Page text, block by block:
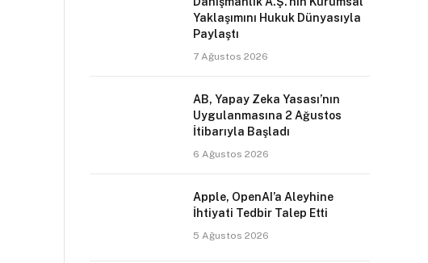
Yaklaşımını Hukuk Dünyasıyla
Paylaştı
7 Ağustos 2026
AB, Yapay Zeka Yasası’nın
Uygulanmasına 2 Ağustos
İtibarıyla Başladı
6 Ağustos 2026
Apple, OpenAI’a Aleyhine
İhtiyati Tedbir Talep Etti
5 Ağustos 2026